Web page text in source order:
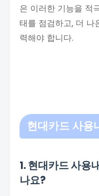
은 이러한 기능을 적
태를 점검하고, 더 나
력해야 합니다.
현대카드 사용
1. 현대카드 사용
나요?